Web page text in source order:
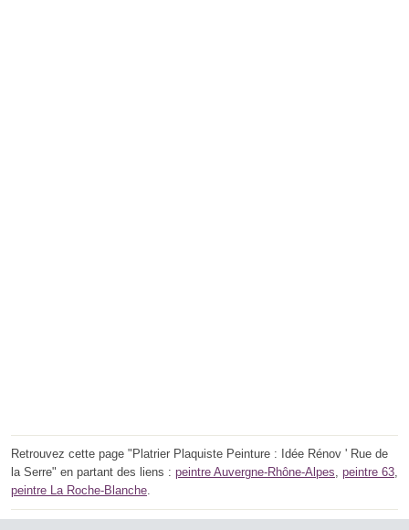
Retrouvez cette page "Platrier Plaquiste Peinture : Idée Rénov ' Rue de
la Serre" en partant des liens : peintre Auvergne-Rhône-Alpes, peintre 63,
peintre La Roche-Blanche.